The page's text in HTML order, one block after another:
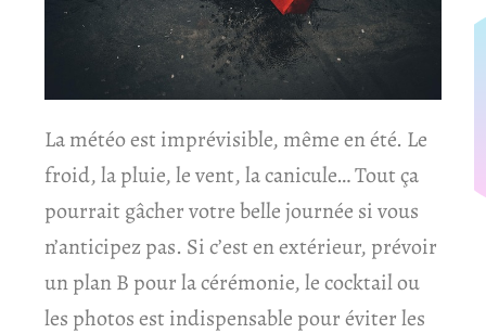
La météo est imprévisible, même en été. Le
froid, la pluie, le vent, la canicule… Tout ça
pourrait gâcher votre belle journée si vous
n’anticipez pas. Si c’est en extérieur, prévoir
un plan B pour la cérémonie, le cocktail ou
les photos est indispensable pour éviter les